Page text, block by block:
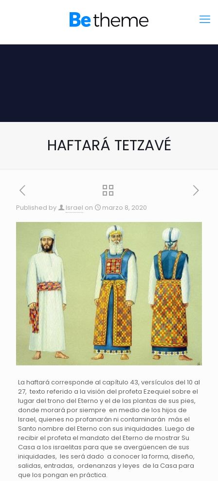
HAFTARÁ TETZAVÉ
Published by Israel on marzo 8, 2020
La haftará corresponde al capítulo 43, versículos del 10 al
27, texto referido a la visión del profeta Ezequiel sobre el
lugar del trono del Eterno y el de las plantas de sus pies,
donde morará por siempre en medio de los hijos de
Israel, quienes no profanarán ni contaminarán más el
Santo nombre del Eterno con sus iniquidades. Luego de
recibir el profeta el mandato del Eterno de mostrar Su
Casa a los israelitas para que se avergüencen de sus
iniquidades, les será dado a conocer la forma, diseño,
salidas, entradas, ordenanzas y leyes de la Casa para
que los pongan en práctica.